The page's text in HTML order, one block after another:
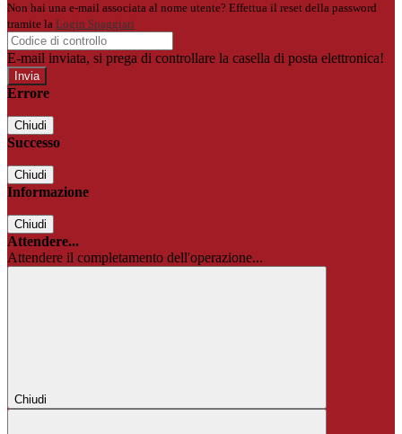
Non hai una e-mail associata al nome utente? Effettua il reset della password
tramite la Login Spaggiari
E-mail inviata, si prega di controllare la casella di posta elettronica!
Errore
Chiudi
Successo
Chiudi
Informazione
Chiudi
Attendere...
Attendere il completamento dell'operazione...
Chiudi